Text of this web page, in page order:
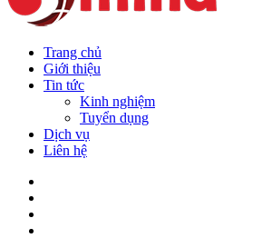
Trang chủ
Giới thiệu
Tin tức
Kinh nghiệm
Tuyển dụng
Dịch vụ
Liên hệ